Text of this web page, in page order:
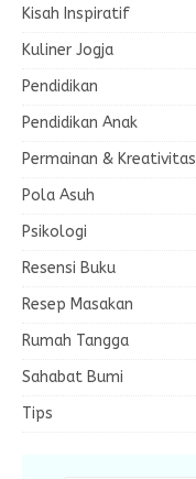
Kisah Inspiratif
Kuliner Jogja
Pendidikan
Pendidikan Anak
Permainan & Kreativitas
Pola Asuh
Psikologi
Resensi Buku
Resep Masakan
Rumah Tangga
Sahabat Bumi
Tips